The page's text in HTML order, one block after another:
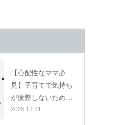
【心配性なママ必
見】子育てで気持ち
が疲弊しないため…
2025.12.31